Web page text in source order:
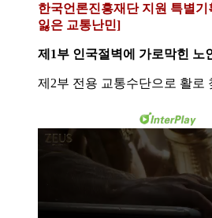
한국언론진흥재단 지원 특별
잃은 교통난민]
제1부 인국절벽에 가로막힌 노
제2부 전용 교통수단으로 활로